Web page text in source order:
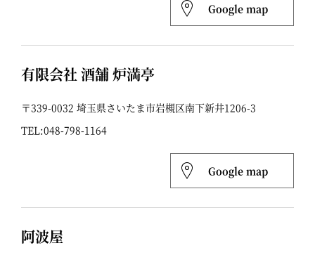
Google map
有限会社 酒舗 炉満亭
〒339-0032 埼玉県さいたま市岩槻区南下新井1206-3
TEL:048-798-1164
Google map
阿波屋